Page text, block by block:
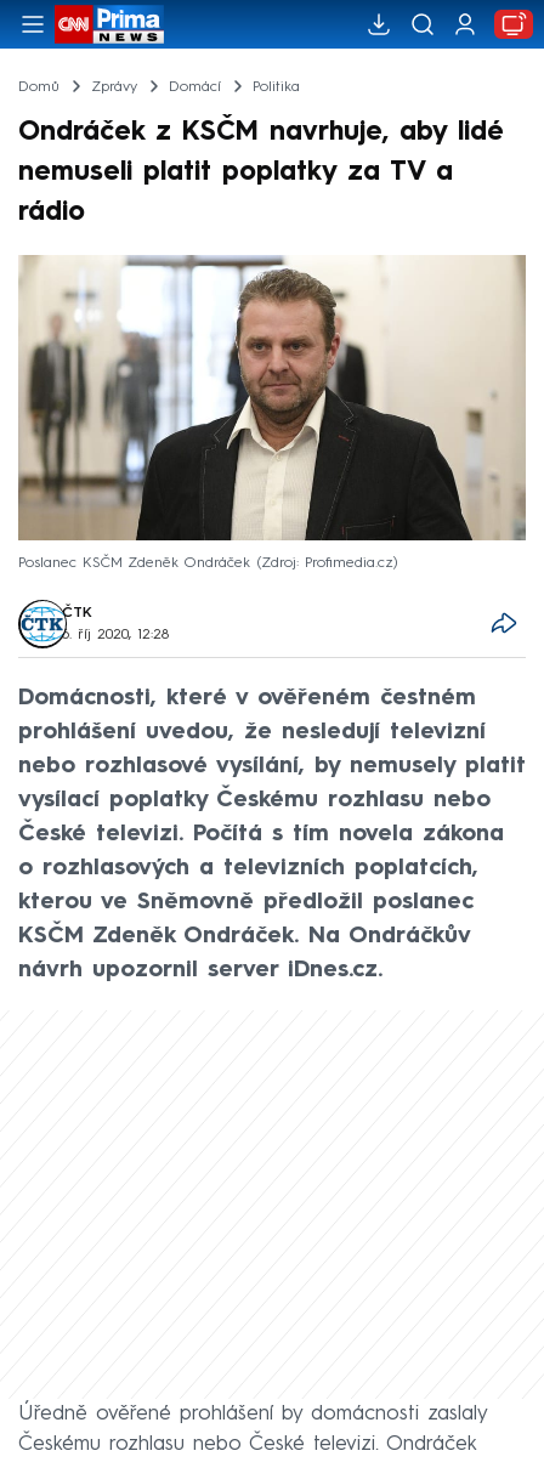
Domů Zprávy Domácí Politika
Ondráček z KSČM navrhuje, aby lidé
nemuseli platit poplatky za TV a
rádio
Poslanec KSČM Zdeněk Ondráček Zdroj: Profimedia.cz
ČTK
6. říj 2020, 12:28
Domácnosti, které v ověřeném čestném
prohlášení uvedou, že nesledují televizní
nebo rozhlasové vysílání, by nemusely platit
vysílací poplatky Českému rozhlasu nebo
České televizi. Počítá s tím novela zákona
o rozhlasových a televizních poplatcích,
kterou ve Sněmovně předložil poslanec
KSČM Zdeněk Ondráček. Na Ondráčkův
návrh upozornil server iDnes.cz.
Úředně ověřené prohlášení by domácnosti zaslaly
Českému rozhlasu nebo České televizi. Ondráček